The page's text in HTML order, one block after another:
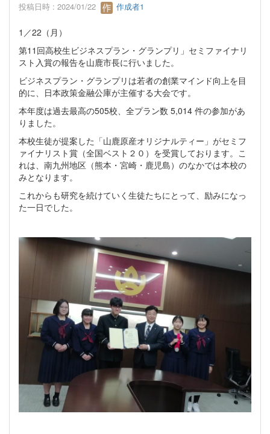
投稿日時 : 2024/01/22 作成者1
1／22（月）
第11回高校生ビジネスプラン・グランプリ」セミファイナリ
スト入賞の報告を山鹿市長に行いました。
ビジネスプラン・グランプリは若者の創業マインド向上を目
的に、日本政策金融公庫が主催する大会です。
本年度は過去最高の505校、全プラン数 5,014 件の参加があ
りました。
本校生徒が提案した「山鹿原産オリジナルティー」がセミフ
ァイナリスト賞（全国ベスト２０）を受賞しております。こ
れは、南九州地区（熊本・宮崎・鹿児島）のなかでは本校の
みとなります。
これからも研究を続けていく生徒たちにとって、励みになっ
た一日でした。